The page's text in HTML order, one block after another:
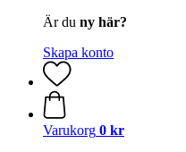
Är du ny här?
Skapa konto
Varukorg 0 kr